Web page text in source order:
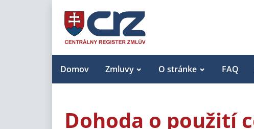
Domov Zmluvy O stránke FAQ
Dohoda o použití